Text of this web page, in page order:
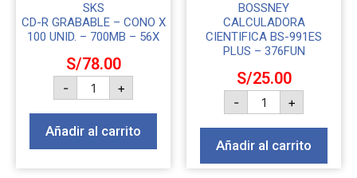
SKS
CD-R GRABABLE – CONO X
100 UNID. – 700MB – 56X
S/78.00
- +
Añadir al carrito
BOSSNEY
CALCULADORA
CIENTIFICA BS-991ES
PLUS – 376FUN
S/25.00
- +
Añadir al carrito